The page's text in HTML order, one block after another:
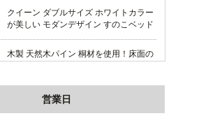
クイーン ダブルサイズ ホワイトカラー
が美しい モダンデザイン すのこベッド
木製 天然木パイン 桐材を使用！床面の
おすすめ 木製 天然木パイン 使用！床面
営業日